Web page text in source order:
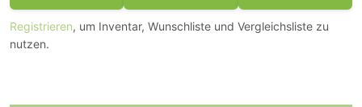
Registrieren, um Inventar, Wunschliste und Vergleichsliste zu
nutzen.